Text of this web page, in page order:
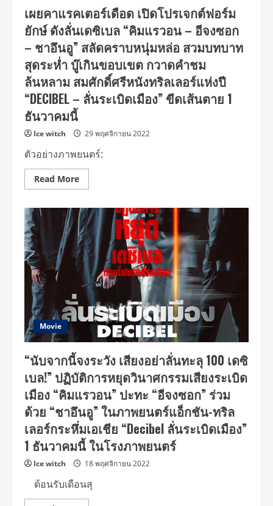
ชม
ปรบ
มือ
ลั่น
ทะลุ
ร้อย
เดซิ
เบล
ระดม
ทั้ง
หน่วย
กู้
มือ
ปราบ
แฟน
“คิม
แร
วอน
อี
จง
ซอก
–
ชา
อี
นอู”
กับ
ฝีมือ
การ
แสดง
สุด
ปัง
เตรียม
พร้อม
กัน
“Decibel
ลั่น
ระเบิด
เมือง”
ธันวาคม
เผยคาแรคเตอร์เดือด เปิดโปรเจกต์ฟอร์ม
ยักษ์ ดังลั่นเดซิเบล “คิมแรวอน – อีจงซอก
– ชาอึนอู” สลัดคราบหนุ่มหล่อ สวมบทบาท
สุดระห่ำ บู๊เกินขอบเขต กวาดคำชม
ล้นหลาม สมศักดิ์ศรีหนังทริลเลอร์แห่งปี
“DECIBEL – ลั่นระเบิดเมือง” ขีดเส้นตาย 1
ธันวาคมนี้
Ice witch 29 พฤศจิกายน 2022
ตัวอย่างภาพยนตร์:
Read MoreRead
more
คาแรคเตอร์
เดือด
เปิด
โปร
เจ
กต์
ฟอร์ม
ยักษ์
ดัง
ลั่น
เดซิ
เบล
“คิม
แร
–
จง
ซอก
–
ชา
อึน
อู”
สลัด
คราบ
หนุ่ม
หล่อ
สวม
บทบาท
สุด
ระห่ำ
เกิน
ขอบเขต
กวาด
Movie
“นับจากนี้จงระวัง เสียงอย่าลั่นทะลุ 100 เดซิ
เบล!” ปฏิบัติการหยุดวินาศกรรมเสียงระเบิด
เมือง “คิมแรวอน” ปะทะ “อีจงซอก” ร่วม
ด้วย “ชาอึนอู” ในภาพยนตร์แอ็กชัน-ทริล
เลอร์กระหึ่มเอเชีย “Decibel ลั่นระเบิดเมือง”
1 ธันวาคมนี้ ในโรงภาพยนตร์
Ice witch 18 พฤศจิกายน 2022
ต้อนรับเดือนสุ